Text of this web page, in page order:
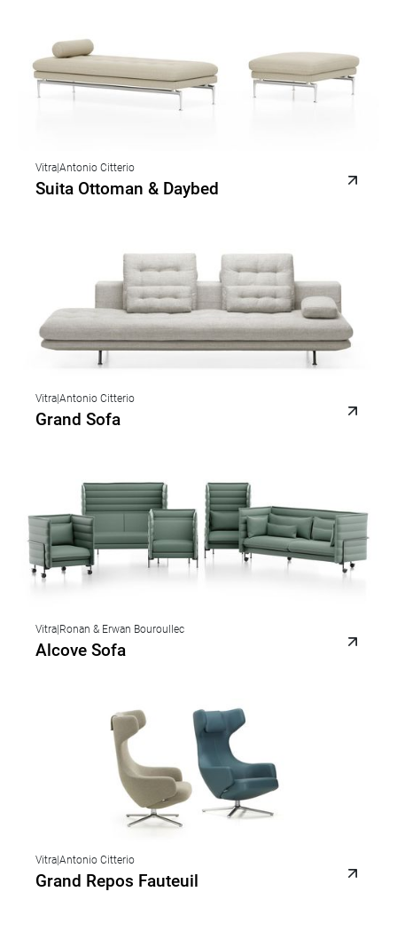
Vitra|Antonio Citterio
Suita Ottoman & Daybed
Vitra|Antonio Citterio
Grand Sofa
Vitra Ronan & Erwan Bouroullec
Alcove Sofa
Vitra Antonio Citterio
Grand Repos Fauteuil